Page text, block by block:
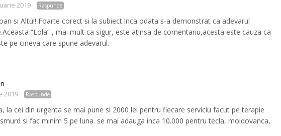
2019 Răspunde
si Altu!! Foarte corect si la subiect.Inca odata s-a demonstrat ca adevarul
“Lola” , mai mult ca sigur, este atinsa de comentariu,acesta este cauza ca
pe cineva care spune adevarul.
2019 Răspunde
la cei din urgenta se mai pune si 2000 lei pentru fiecare serviciu facut pe terapie
si fac minim 5 pe luna. se mai adauga inca 10.000 pentru tecla, moldovanca,